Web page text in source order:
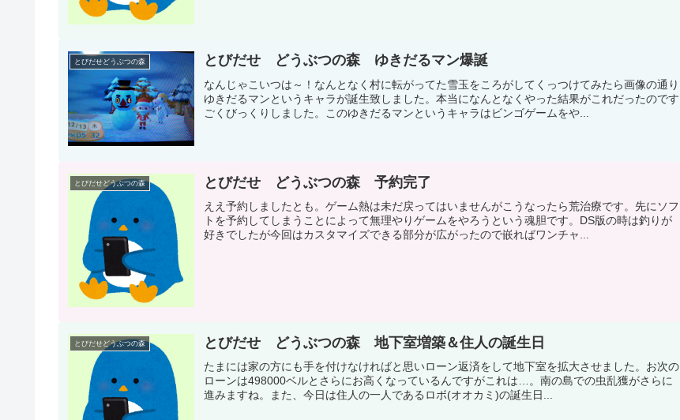
とびだせどうぶつの森 とびだせ どうぶつの森 ゆきだるマン爆誕
なんじゃこいつは～！なんとなく村に転がってた雪玉をころがしてくっつけてみたら画像の通り
ゆきだるマンというキャラが誕生致しました。本当になんとなくやった結果がこれだったのです
ごくびっくりしました。このゆきだるマンというキャラはビンゴゲームをや...
とびだせどうぶつの森 とびだせ どうぶつの森 予約完了
ええ予約しましたとも。ゲーム熱は未だ戻ってはいませんがこうなったら荒治療です。先にソフ
トを予約してしまうことによって無理やりゲームをやろうという魂胆です。DS版の時は釣りが
好きでしたが今回はカスタマイズできる部分が広がったので嵌ればワンチャ...
とびだせどうぶつの森 とびだせ どうぶつの森 地下室増築＆住人の誕生日
たまには家の方にも手を付けなければと思いローン返済をして地下室を拡大させました。お次の
ローンは498000ベルとさらにお高くなっているんですがこれは…。南の島での虫乱獲がさらに
進みますね。また、今日は住人の一人であるロボ(オオカミ)の誕生日...